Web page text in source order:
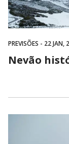
PREVISÕES - 22 JAN,
Nevão